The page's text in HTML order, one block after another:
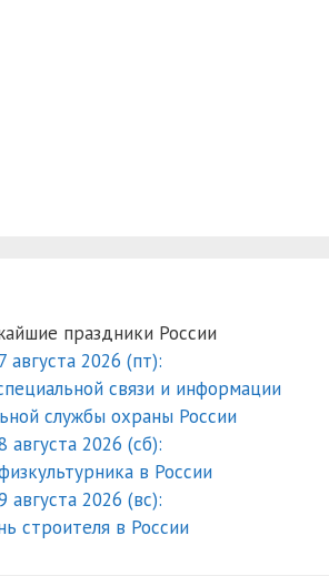
праздники России
7 августа 2026 (пт):
связи и информации
службы охраны России
августа 2026 (сб):
в России
августа 2026 (вс):
строителя в России